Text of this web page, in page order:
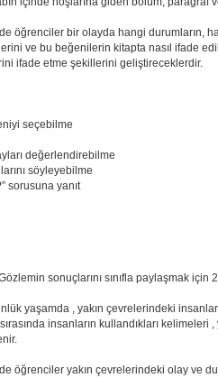
öğrenciler bir olayda hangi durumların,
ve bu beğenilerin kitapta nasıl ifade
ifade etme şekillerini geliştireceklerdir.
seçebilme
değerlendirebilme
söyleyebilme
sorusuna yanıt
sonuçlarını sınıfla paylaşmak için
yaşamda , yakın çevrelerindeki
insanların kullandıkları kelimeleri
öğrenciler yakın çevrelerindeki olay ve